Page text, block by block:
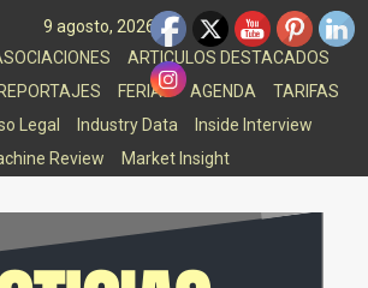
9 agosto, 2026
ARTICULOS DESTACADOS
REPORTAJES FERIAS AGENDA
TARIFAS
Legal
Industry Data
Inside Interview
Review
Market Insight